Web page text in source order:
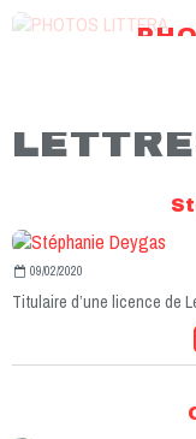
REVUE DE L’IDSAR –
09/02/2020
Titulaire d’une licence de